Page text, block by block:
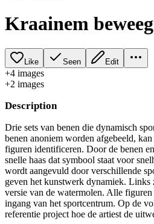
Kraainem
Like Seen Edit
+4 images
+2 images
Description
Drie sets van benen die dynamisch
benen anoniem worden afgebeeld,
figuren identificeren. Door de benen
snelle haas dat symbool staat voor
wordt aangevuld door verschillende
geven het kunstwerk dynamiek. Links
versie van de watermolen. Alle
ingang van het sportcentrum. Op de
referentie project hoe de artiest de